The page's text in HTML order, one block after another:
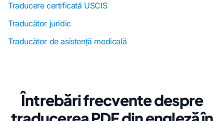
Traducere certificată USCIS
Traducător juridic
Traducător de asistență medicală
Întrebări frecvente despre